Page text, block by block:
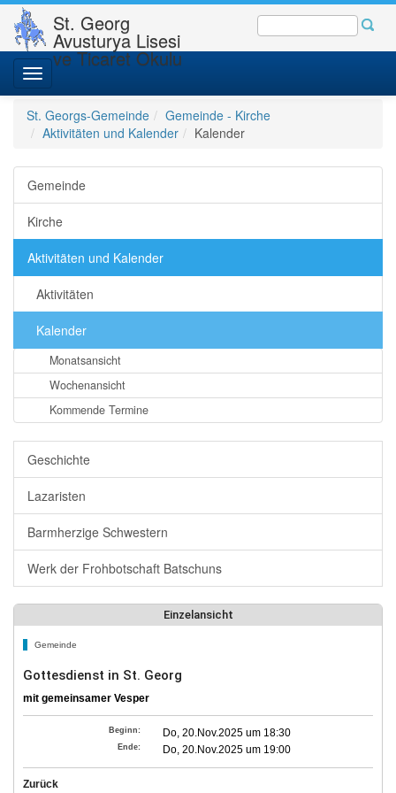
St. Georg
Avusturya Lisesi
ve Ticaret Okulu
Toggle
navigation
St. Georgs-Gemeinde
Gemeinde - Kirche
Aktivitäten und Kalender
Kalender
Gemeinde
Kirche
Aktivitäten und Kalender
Aktivitäten
Kalender
Monatsansicht
Wochenansicht
Kommende Termine
Geschichte
Lazaristen
Barmherzige Schwestern
Werk der Frohbotschaft Batschuns
Einzelansicht
Gemeinde
Gottesdienst in St. Georg
mit gemeinsamer Vesper
Beginn: Do, 20.Nov.2025 um 18:30
Ende: Do, 20.Nov.2025 um 19:00
Zurück